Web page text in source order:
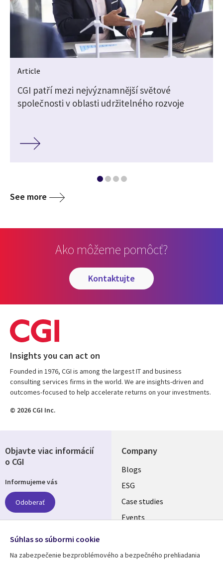
Article
CGI patří mezi nejvýznamnější světové
společnosti v oblasti udržitelného rozvoje
See more
Ako môžeme pomôcť?
kontaktujte
Insights you can act on
Founded in 1976, CGI is among the largest IT and business
consulting services firms in the world. We are insights-driven and
outcomes-focused to help accelerate returns on your investments.
© 2026 CGI Inc.
Company
Useful
links
SLOVAKIA
Blogs
ESG
Case studies
Events
Objavte viac informácií
o CGI
Informujeme vás
Odoberať
Follow us
Social
Súhlas so súbormi cookie
Na zabezpečenie bezproblémového a bezpečného prehliadania